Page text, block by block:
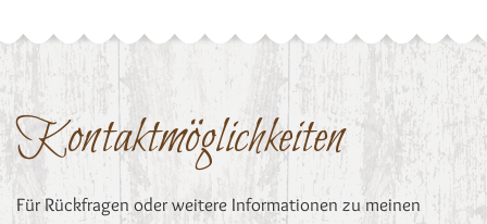
Kontaktmöglichkeiten
Für Rückfragen oder weitere Informationen zu meinen